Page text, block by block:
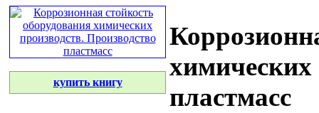
купить книгу
химических
пластмасс